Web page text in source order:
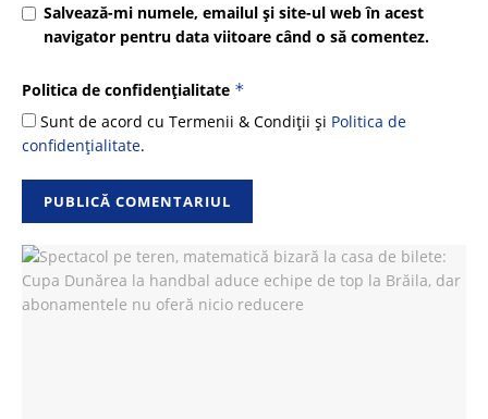
Salvează-mi numele, emailul și site-ul web în acest
navigator pentru data viitoare când o să comentez.
Politica de confidențialitate *
Sunt de acord cu Termenii & Condiții și Politica de
confidențialitate.